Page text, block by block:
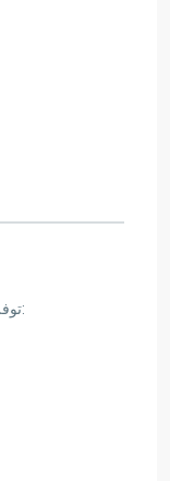
توفر هذه الشقة قيمة ممتازة للسكن أو الاستثمار: